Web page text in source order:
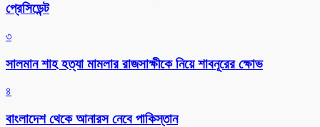
প্রেসিডেন্ট
৩
সালমান শাহ হত্যা মামলার রাজসাক্ষীকে নিয়ে শাবনূরের ক্ষোভ
৪
বাংলাদেশ থেকে আনারস নেবে পাকিস্তান